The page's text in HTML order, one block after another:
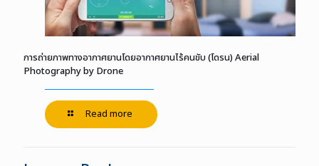
การถ่ายภาพทางอากาศยานโดยอากาศยานไร้คนขับ (โดรน) Aerial
Photography by Drone
Read more